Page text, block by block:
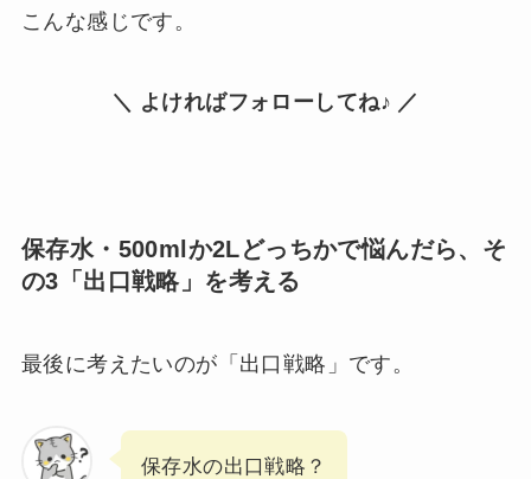
こんな感じです。
＼ よければフォローしてね♪ ／
保存水・500mlか2Lどっちかで悩んだら、そ
の3「出口戦略」を考える
最後に考えたいのが「出口戦略」です。
保存水の出口戦略？